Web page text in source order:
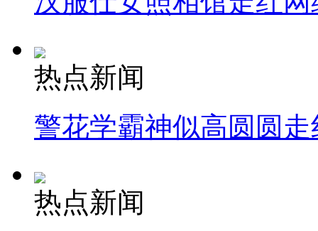
热点新闻
警花学霸神似高圆圆走
热点新闻